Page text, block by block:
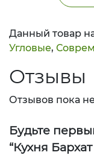
Данный товар
Угловые,
Отзывы
Отзывов пока
Будьте
“Кухня